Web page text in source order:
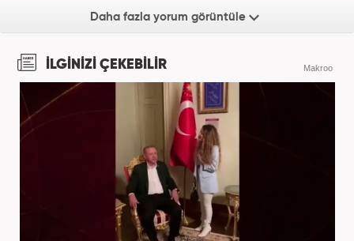
Daha fazla yorum görüntüle
İLGİNİZİ ÇEKEBİLİR Makroo